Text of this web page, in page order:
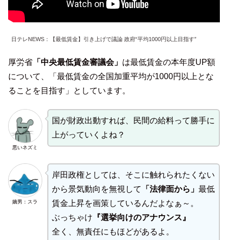
日テレNEWS：【最低賃金】引き上げで議論 政府“平均1000円以上目指す”
厚労省 「中央最低賃金審議会」 は最低賃金の本年度UP額
について、「最低賃金の全国加重平均が1000円以上とな
ることを目指す」としています。
悪いネズミ
国が財政出動すれば、民間の給料って勝手に
上がっていくよね？
嫡男：スラ
岸田政権としては、そこに触れられたくない
から景気動向を無視して 「法律面から」 最低
賃金上昇を画策しているんだよなぁ～。
ぶっちゃけ 『選挙向けのアナウンス』
全く、無責任にもほどがあるよ。